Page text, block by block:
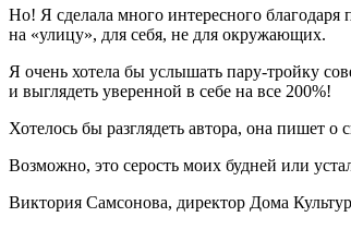
Но! Я сделала много интересного благодаря
на «улицу», для себя, не для окружающих.
Я очень хотела бы услышать пару-тройку
и выглядеть уверенной в себе на все 200%!
Хотелось бы разглядеть автора, она пишет
Возможно, это серость моих будней или
Виктория Самсонова, директор Дома